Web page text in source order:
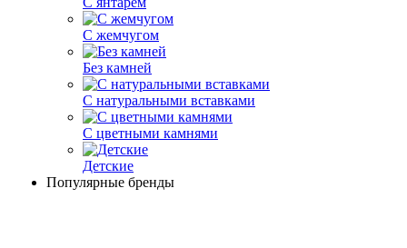
С жемчугом
Без камней
С натуральными вставками
С цветными камнями
Детские
Популярные бренды